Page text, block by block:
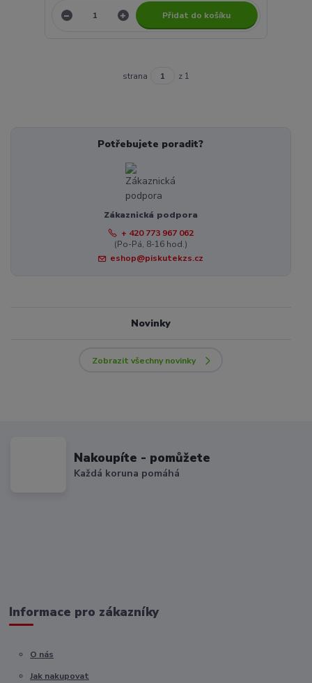
Přidat do košíku
strana z 1
Potřebujete poradit?
Zákaznická podpora
+ 420 773 967 062
(Po-Pá, 8-16 hod.)
eshop@piskutekzs.cz
Novinky
Zobrazit všechny novinky
Nakoupíte - pomůžete
Každá koruna pomáhá
Informace pro zákazníky
O nás
Jak nakupovat